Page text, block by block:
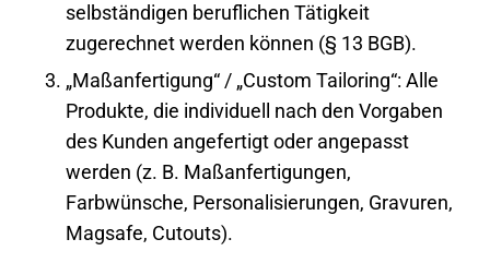
selbständigen beruflichen Tätigkeit
zugerechnet werden können (§ 13 BGB).
„Maßanfertigung“ / „Custom Tailoring“: Alle
Produkte, die individuell nach den Vorgaben
des Kunden angefertigt oder angepasst
werden (z. B. Maßanfertigungen,
Farbwünsche, Personalisierungen, Gravuren,
Magsafe, Cutouts).